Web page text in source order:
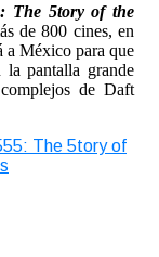
The 5tory of the
de 800 cines, en
México para que
pantalla grande
de Daft
The 5tory of